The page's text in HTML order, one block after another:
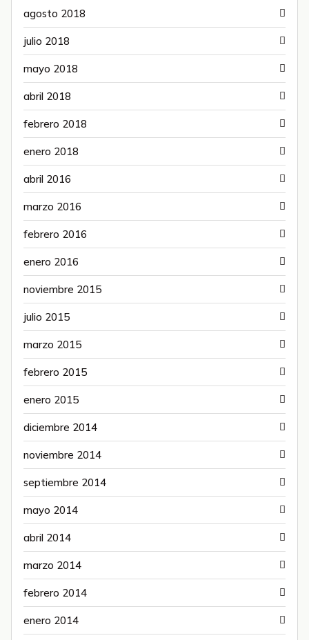
agosto 2018
julio 2018
mayo 2018
abril 2018
febrero 2018
enero 2018
abril 2016
marzo 2016
febrero 2016
enero 2016
noviembre 2015
julio 2015
marzo 2015
febrero 2015
enero 2015
diciembre 2014
noviembre 2014
septiembre 2014
mayo 2014
abril 2014
marzo 2014
febrero 2014
enero 2014